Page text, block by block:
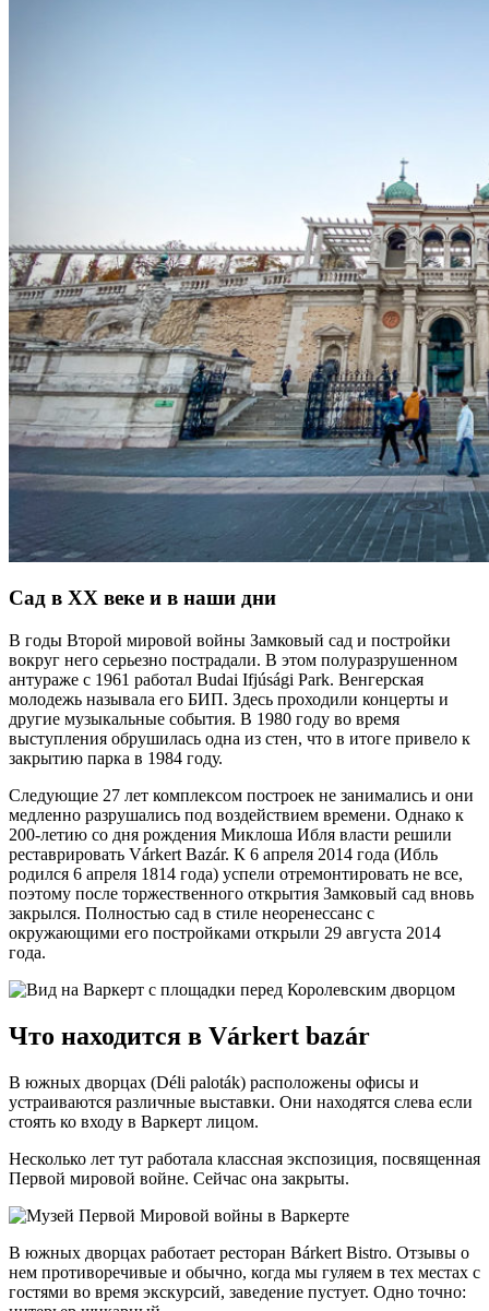
Сад в XX веке и в наши дни
В годы Второй мировой войны Замковый сад и постройки
вокруг него серьезно пострадали. В этом полуразрушенном
антураже с 1961 работал Budai Ifjúsági Park. Венгерская
молодежь называла его БИП. Здесь проходили концерты и
другие музыкальные события. В 1980 году во время
выступления обрушилась одна из стен, что в итоге привело к
закрытию парка в 1984 году.
Следующие 27 лет комплексом построек не занимались и они
медленно разрушались под воздействием времени. Однако к
200-летию со дня рождения Миклоша Ибля власти решили
реставрировать Várkert Bazár. К 6 апреля 2014 года (Ибль
родился 6 апреля 1814 года) успели отремонтировать не все,
поэтому после торжественного открытия Замковый сад вновь
закрылся. Полностью сад в стиле неоренессанс с
окружающими его постройками открыли 29 августа 2014
года.
Что находится в Várkert bazár
В южных дворцах (Déli paloták) расположены офисы и
устраиваются различные выставки. Они находятся слева если
стоять ко входу в Варкерт лицом.
Несколько лет тут работала классная экспозиция, посвященная
Первой мировой войне. Сейчас она закрыты.
В южных дворцах работает ресторан Bárkert Bistro. Отзывы о
нем противоречивые и обычно, когда мы гуляем в тех местах с
гостями во время экскурсий, заведение пустует. Одно точно: